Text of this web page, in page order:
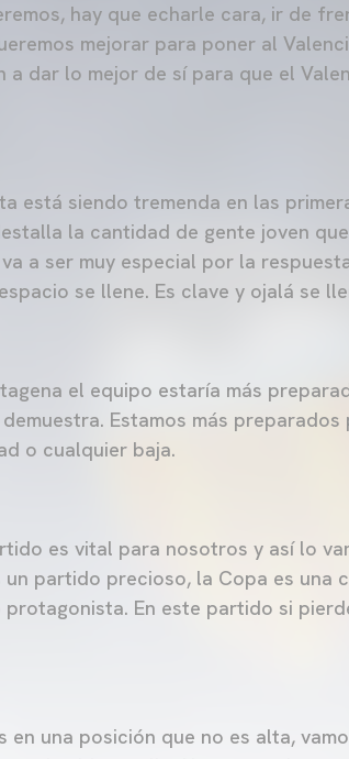
hay que echarle cara, ir de
mejorar para poner al
dar lo mejor de sí para que el
está siendo tremenda en las
la cantidad de gente joven
a ser muy especial por la
se llene. Es clave y ojalá se
el equipo estaría más
Estamos más preparados
o cualquier baja.
es vital para nosotros y así lo
partido precioso, la Copa es una
En este partido si
en una posición que no es alta,